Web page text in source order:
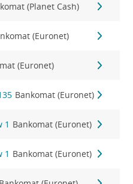
(Planet Cash)
(Euronet)
(Euronet)
Bankomat (Euronet)
1 Bankomat (Euronet)
1 Bankomat (Euronet)